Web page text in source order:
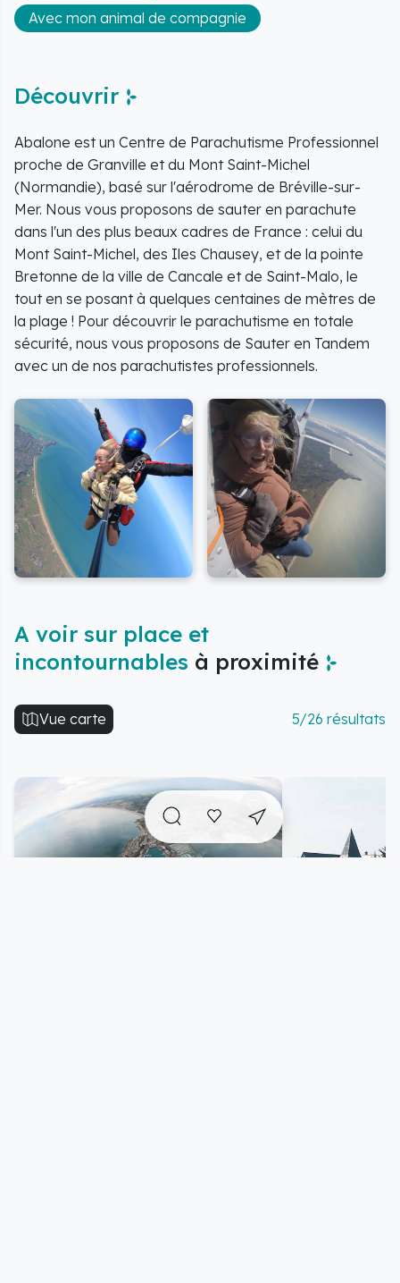
Avec mon animal de compagnie
Découvrir
Abalone est un Centre de Parachutisme Professionnel
proche de Granville et du Mont Saint-Michel
(Normandie), basé sur l'aérodrome de Bréville-sur-
Mer. Nous vous proposons de sauter en parachute
dans l'un des plus beaux cadres de France : celui du
Mont Saint-Michel, des Iles Chausey, et de la pointe
Bretonne de la ville de Cancale et de Saint-Malo, le
tout en se posant à quelques centaines de mètres de
la plage ! Pour découvrir le parachutisme en totale
sécurité, nous vous proposons de Sauter en Tandem
avec un de nos parachutistes professionnels.
A voir sur place et
incontournables à proximité
Vue carte 5/26 résultats